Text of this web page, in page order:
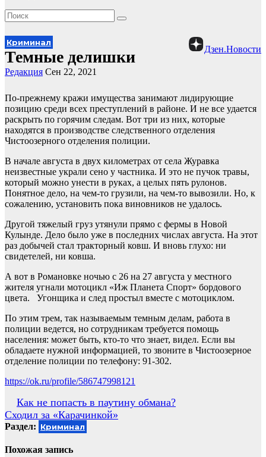
Дзен.Новости
Криминал
Темные делишки
Редакция Сен 22, 2021
По-прежнему кражи имущества занимают лидирующие
позицию среди всех преступлений в районе. И не все удается
раскрыть по горячим следам. Вот три из них, которые
находятся в производстве следственного отделения
Чистоозерного отделения полиции.
В начале августа в двух километрах от села Журавка
неизвестные украли сено у частника. И это не пучок травы,
который можно унести в руках, а целых пять рулонов.
Понятное дело, на чем-то грузили, на чем-то вывозили. Но, к
сожалению, установить пока виновников не удалось.
Другой тяжелый груз утянули прямо с фермы в Новой
Кулынде. Дело было уже в последних числах августа. На этот
раз добычей стал тракторный ковш. И вновь глухо: ни
свидетелей, ни ковша.
А вот в Романовке ночью с 26 на 27 августа у местного
жителя угнали мотоцикл «Иж Планета Спорт» бордового
цвета. Угонщика и след простыл вместе с мотоциклом.
По этим трем, так называемым темным делам, работа в
полиции ведется, но сотрудникам требуется помощь
населения: может быть, кто-то что знает, видел. Если вы
обладаете нужной информацией, то звоните в Чистоозерное
отделение полиции по телефону: 91-302.
https://ok.ru/profile/586747998121
Навигация
по
записям
Как не попасть в паутину обмана?
Сходил за «Карачинкой»
Раздел: Криминал
Похожая запись